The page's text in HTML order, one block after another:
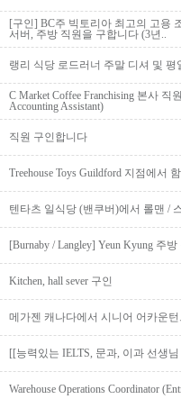
[구인] BC주 빅토리아 최고의 고용
서버, 주방 직원을 구합니다 (3년..
랭리 식당 로드러너 주말 디셔 및
C Market Coffee Franchising 본사 직
Accounting Assistant)
직원 구인합니다
Treehouse Toys Guildford 지점에서
텐타츠 일식당 (밴쿠버)에서 롤맨 /
[Burnaby / Langley] Yeun Kyung 주
Kitchen, hall sever 구인
메가젠 캐나다에서 시니어 어카운
[[능력있는 IELTS, 문과, 이과 선생
Warehouse Operations Coordinator